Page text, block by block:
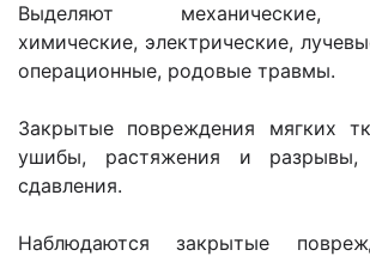
Выделяют механические,
химические, электрические,
операционные, родовые травмы.
Закрытые повреждения мягких
ушибы, растяжения и разрывы,
сдавления.
Наблюдаются закрытые